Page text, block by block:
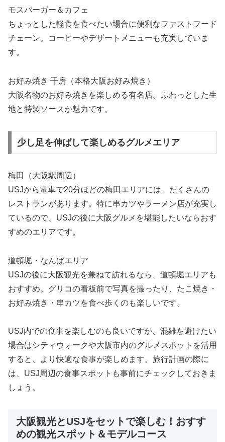
モスバーガー＆カフェ
ちょっとした軽食を食べたい場合に便利なファストフード
チェーン。コーヒーやデザートメニューも充実していま
す。
お好み焼き 千房（本格大阪お好み焼き）
大阪名物のお好み焼きを楽しめる有名店。ふわっとした生
地と特製ソースが魅力です。
少し足を伸ばして楽しめるグルメエリア
梅田（大阪駅周辺）
USJから電車で20分ほどの梅田エリアには、たくさんの
レストランがあります。特に串カツやラーメン店が充実し
ているので、USJの後に大阪グルメを堪能したいならおす
すめのエリアです。
道頓堀・なんばエリア
USJの後に大阪観光を兼ねて訪れるなら、道頓堀エリアも
おすすめ。グリコの看板前で写真を撮ったり、たこ焼き・
お好み焼き・串カツを食べ歩くのも楽しいです。
USJ内での食事を楽しむのも良いですが、混雑を避けたい
場合はシティウォークや大阪市内のグルメスポットを活用
すると、より快適な食事が楽しめます。旅行計画の際に
は、USJ周辺の食事スポットも事前にチェックしておきま
しょう。
大阪観光とUSJをセットで楽しむ！おすす
めの観光スポット＆モデルコース